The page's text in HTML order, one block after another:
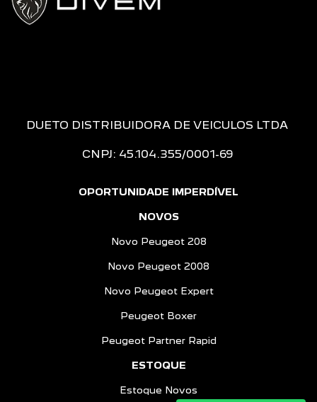
DUETO DISTRIBUIDORA DE VEICULOS LTDA
CNPJ: 45.104.355/0001-69
OPORTUNIDADE IMPERDÍVEL
NOVOS
Novo Peugeot 208
Novo Peugeot 2008
Novo Peugeot Expert
Peugeot Boxer
Peugeot Partner Rapid
ESTOQUE
Estoque Novos